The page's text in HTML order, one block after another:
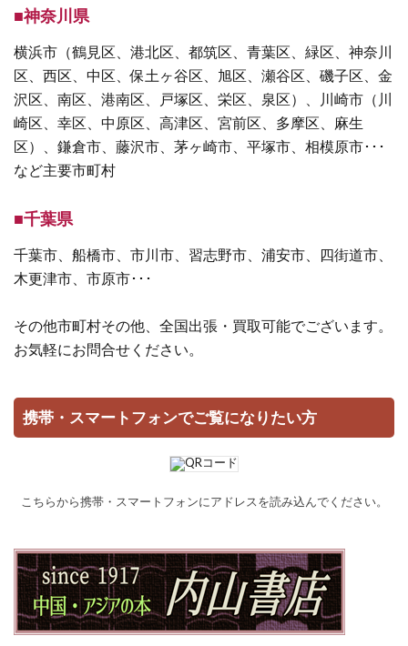
■神奈川県
横浜市（鶴見区、港北区、都筑区、青葉区、緑区、神奈川
区、西区、中区、保土ヶ谷区、旭区、瀬谷区、磯子区、金
沢区、南区、港南区、戸塚区、栄区、泉区）、川崎市（川
崎区、幸区、中原区、高津区、宮前区、多摩区、麻生
区）、鎌倉市、藤沢市、茅ヶ崎市、平塚市、相模原市･･･
など主要市町村
■千葉県
千葉市、船橋市、市川市、習志野市、浦安市、四街道市、
木更津市、市原市･･･
その他市町村その他、全国出張・買取可能でございます。
お気軽にお問合せください。
携帯・スマートフォンでご覧になりたい方
こちらから携帯・スマートフォンにアドレスを読み込んでください。